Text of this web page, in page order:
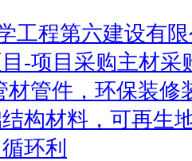
工程第六建设有
-项目采购主材采
材管件，环保装修
构材料，可再生
环利